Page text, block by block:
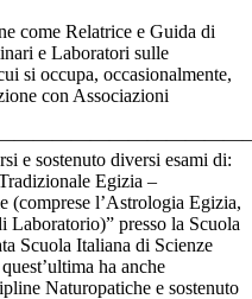
come Relatrice e Guida di
e Laboratori sulle
si occupa, occasionalmente,
con Associazioni
e sostenuto diversi esami di:
Egizia –
(comprese l’Astrologia Egizia,
Laboratorio)” presso la Scuola
Scuola Italiana di Scienze
ha anche
Naturopatiche e sostenuto